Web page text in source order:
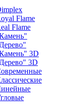
Flame
Flame
3D
3D